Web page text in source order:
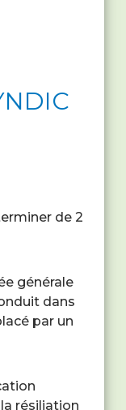
de 2
générale
dans
par un
résiliation